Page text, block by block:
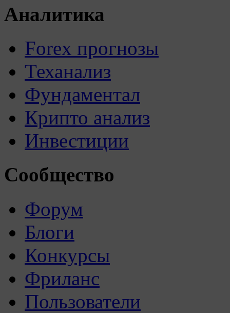
Аналитика
Forex прогнозы
Теханализ
Фундаментал
Крипто анализ
Инвестиции
Сообщество
Форум
Блоги
Конкурсы
Фриланс
Пользователи